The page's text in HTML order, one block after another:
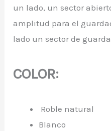
un lado, un sector
amplitud para el
lado un sector de
COLOR:
Roble natural
Blanco